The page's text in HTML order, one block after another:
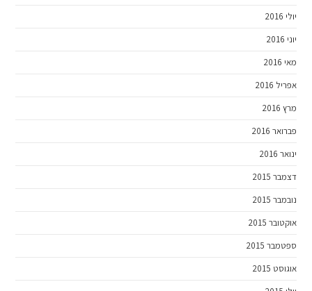
יולי 2016
יוני 2016
מאי 2016
אפריל 2016
מרץ 2016
פברואר 2016
ינואר 2016
דצמבר 2015
נובמבר 2015
אוקטובר 2015
ספטמבר 2015
אוגוסט 2015